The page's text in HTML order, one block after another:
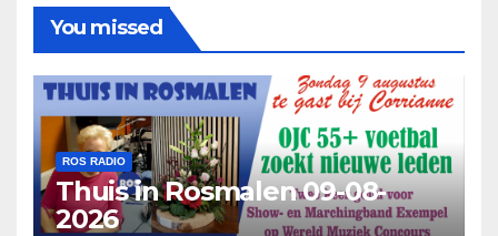
You missed
ROS RADIO
Thuis in Rosmalen 09-08-
2026